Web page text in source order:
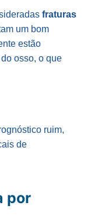
fraturas
um bom
estão
osso, o que
ruim,
de
por